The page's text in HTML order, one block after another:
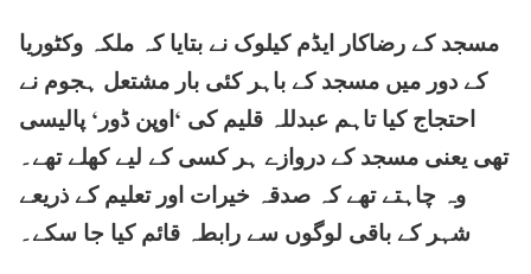
مسجد کے رضاکار ایڈم کیلوک نے بتایا کہ ملکہ وکٹوریا
کے دور میں مسجد کے باہر کئی بار مشتعل ہجوم نے
احتجاج کیا تاہم عبدللہ قلیم کی ‘اوپن ڈور‘ پالیسی
تھی یعنی مسجد کے دروازے ہر کسی کے لیے کھلے تھے۔
وہ چاہتے تھے کہ صدقہ خیرات اور تعلیم کے ذریعے
شہر کے باقی لوگوں سے رابطہ قائم کیا جا سکے۔